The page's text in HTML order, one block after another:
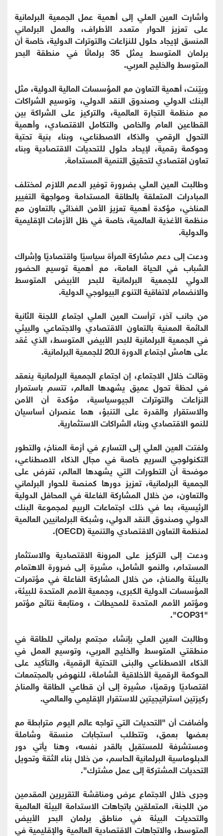
وأشارت العين العلي إلى أهمية عمل الجمعية البرلمانية
على تعزيز الحوار متعدد الأطراف، والعمل البرلماني
المنسق لإيجاد حلول للنزاعات والتوترات الدولية، خاصة أن
برلمان المتوسط يمثل 35 برلمانًا في منطقة البحر
المتوسط والخليج العربي.
وبيّنت، أهمية التعاون مع المؤسسات المالية الدولية، مثل
البنك الدولي وصندوق النقد الدولي، وتوسيع الشراكات
مع منظمة التجارة العالمية، والتركيز على الشراكة بين
القطاعين العام والخاص والتكامل الاقتصادي، وأهمية
التحول الرقمي والذكاء الاصطناعي، وبناء بنية تحتية
وحوكمة رقمية، لإيحاد حلول للتحديات الاقتصادية وبناء
تعاون اقتصادي لتحقيق التنمية المستدامة.
وطالبت العين العلي بضرورة توفير الدعم اللازم لمختلف
المبادرات المتعلقة بالطاقة المستدامة ومواجهة التغيير
المناخي، مؤكدة أهمية تعزيز الأمن الغذائي بالتعاون مع
منظمة الأغذية العالمية، خاصة في ظل الأزمات الإقليمية
والدولية.
ودعت إلى دعم مشاركة المرأة سياسيًا واقتصاديًا وإشراك
الشباب في الحياة العامة، مع أهمية توسيع الحضور
الدولي للجمعية البرلمانية للبحر الأبيض المتوسط
والانضمام لاتفاقية التنوع البيولوجي الدولية.
من جانب آخر، ترأست العين العلي اجتماع اللجنة الثانية
الدائمة المعنية بالتعاون الاقتصادي والاجتماعي والبيئي
في الجمعية البرلمانية للبحر الأبيض المتوسط، الذي عُقد
على هامش اجتماع الدورة الـ20 للجمعية البرلمانية.
وقالت خلال الاجتماع، إن اجتماع الجمعية البرلمانية ينعقد
في لحظة تحول عميق يشهدها العالم، تتسم باستمرار
النزاعات والتوترات الجيوسياسية، مؤكدة أن الأمن
والاستقرار والقدرة على التنبؤ، هما عنصران أساسيان
للنمو الاقتصادي وبناء الشراكات الاستثمارية.
ولفتت العين العلي إلى التسارع في أزمة المناخ، والتطور
التكنولوجي السريع خاصة في مجال الذكاء الاصطناعي،
موضحة أن التطورات التي يشهدها العالم، تفرض على
الجمعية البرلمانية، تعزيز دورها كمنصة للحوار البرلماني
والتعاون، من خلال المشاركة الفاعلة في المحافل الدولية
الرئيسية، بما في ذلك اجتماعات الربيع لمجموعة البنك
الدولي وصندوق النقد الدولي، وشبكة البرلمانيين العالمية
لمنظمة التعاون الاقتصادي والتنمية (OECD).
ودعت إلى التركيز على المرونة الاقتصادية والاستثمار
المستدام، والنمو الشامل، مشيرة إلى ضرورة الاهتمام
بالبيئة والمناخ، من خلال المشاركة الفاعلة في مؤتمرات
المؤسسات الدولية الكبرى، وجمعية الأمم المتحدة للبيئة،
ومؤتمر الأمم المتحدة للمحيطات ، ومتابعة نتائج مؤتمر
"COP31".
وطالبت العين العلي بإنشاء مجتمع برلماني للطاقة في
منطقتي المتوسط والخليج العربي، وتوسيع العمل في
الذكاء الاصطناعي والبنى التحتية الرقمية، والتأكيد على
الحوكمة الرقمية الأخلاقية الشاملة، للنهوض بالمجتمعات
اقتصاديًا ورقميًا، مشيرة إلى أن قطاعي الطاقة والمناخ
ركيزتين استراتيجيتين للاستقرار الإقليمي والعالمي.
وأضافت أن "التحديات التي تواجه عالم اليوم مترابطة مع
بعضها بعمق، وتتطلب استجابات منسقة وشاملة
ومستشرفة للمستقبل بالقدر نفسه، وهنا يأتي دور
الدبلوماسية البرلمانية الحاسم، من خلال بناء الثقة وتحويل
التحديات المشتركة إلى عمل مشترك".
وجرى خلال الاجتماع عرض ومناقشة التقريرين المقدمين
من اللجنة، المتعلقين باتجاهات الاستدامة البيئة العالمية
والتحديات البيئة في مناطق برلمان البحر الأبيض
المتوسط، والاتجاهات الاقتصادية العالمية والإقليمية في